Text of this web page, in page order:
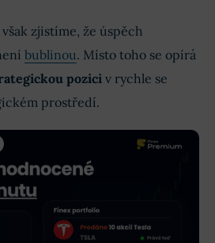
zjistíme, že úspěch
bublinou. Místo toho se opírá
pozici v rychle se
prostředí.